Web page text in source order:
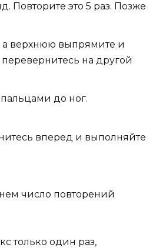
Повторите это 5 раз. Позже
а верхнюю выпрямите и
на другой
до ног.
вперед и выполняйте
число повторений
только один раз,